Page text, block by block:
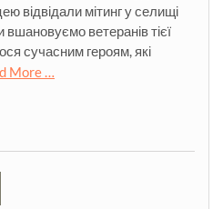
відвідали мітинг у селищі
ветеранів тієї
сучасним героям, які
More …